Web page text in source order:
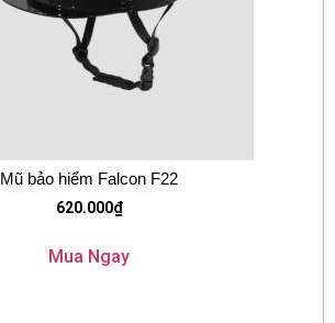
Mũ bảo hiểm Falcon F22
620.000₫
Mua Ngay